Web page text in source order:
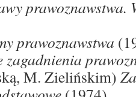
prawoznawstwa.
prawoznawstwa
M. Zielińskim)